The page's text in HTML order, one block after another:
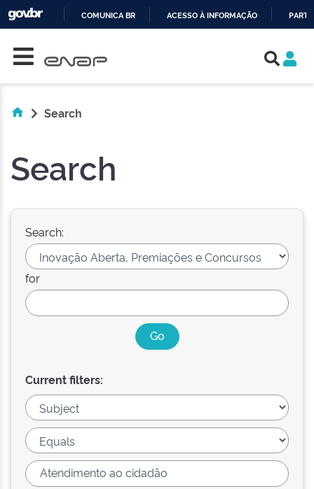
COMUNICA BR ACESSO À INFORMAÇÃO
Search
Search
Search:
for
Current filters: